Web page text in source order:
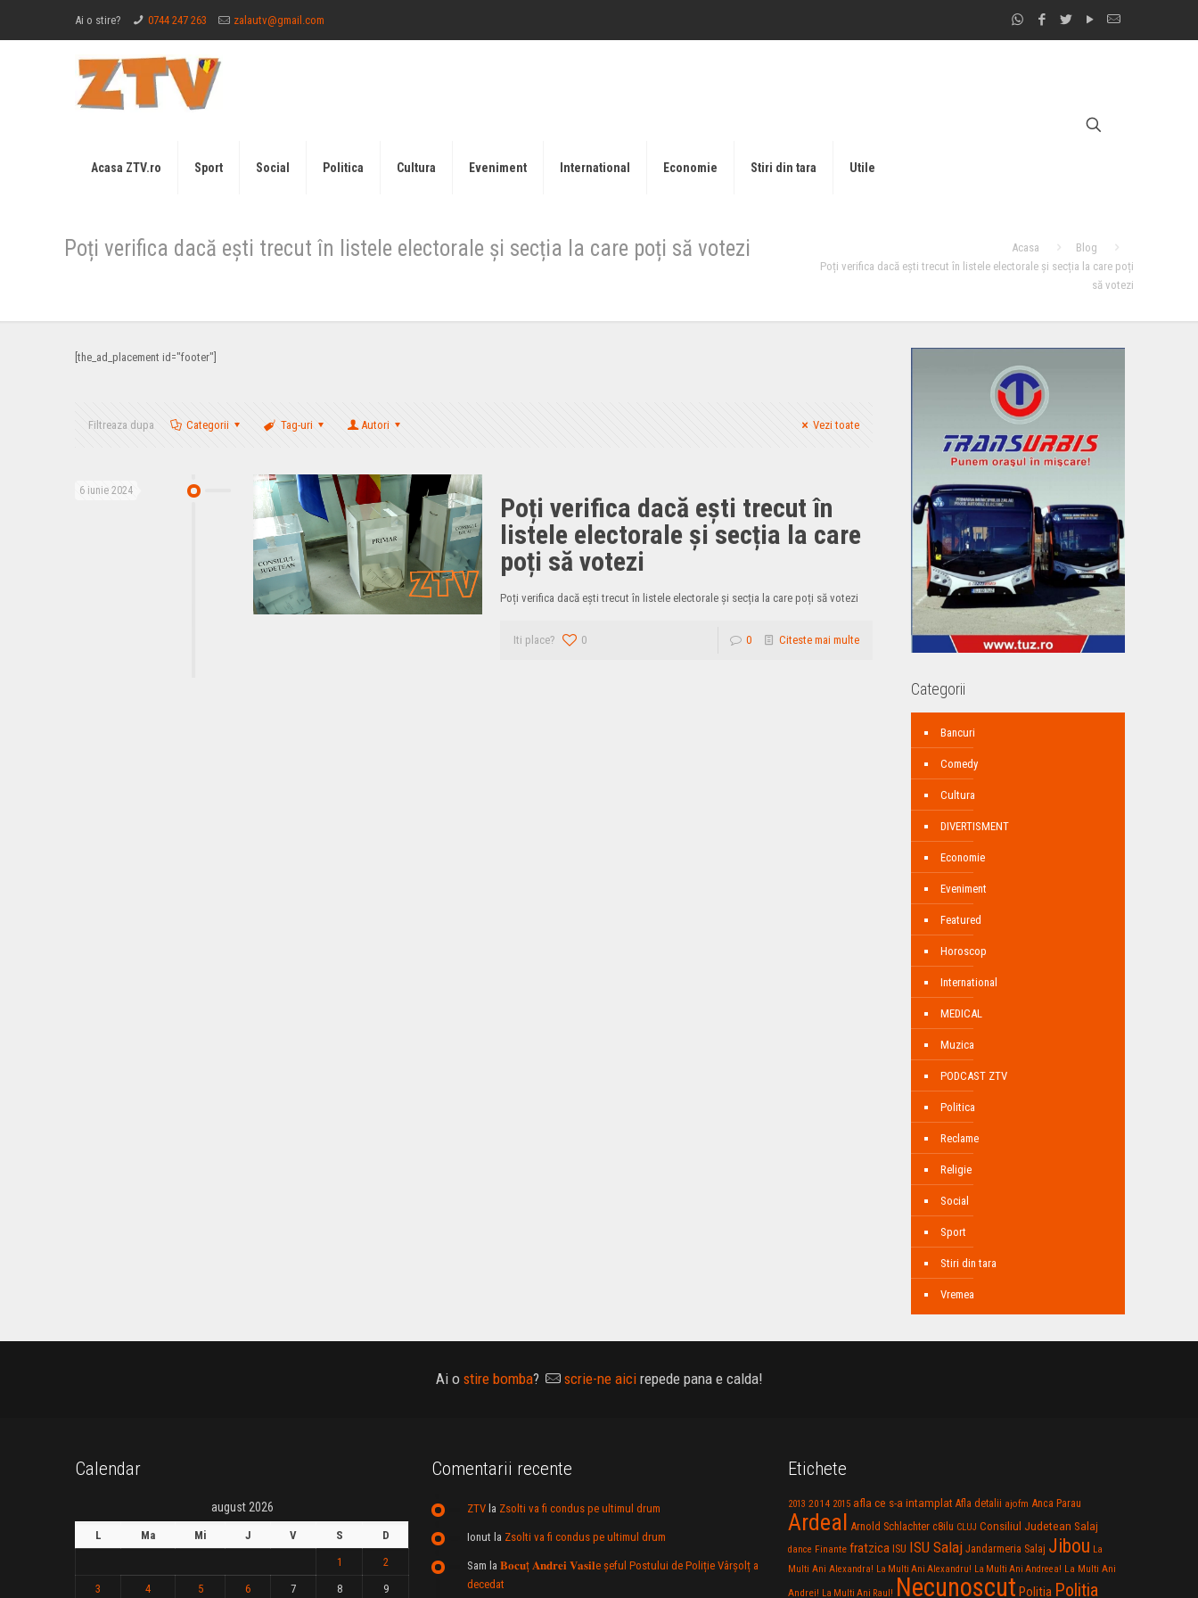
Ai o stire? 0744 247 263 zalautv@gmail.com
Acasa ZTV.ro Sport Social Politica Cultura Eveniment International Economie Stiri din tara Utile
Poți verifica dacă ești trecut în listele electorale și secția la care poți să votezi Acasa
Blog
Poți verifica dacă ești trecut în listele electorale și secția la care poți
să votezi
[the_ad_placement id="footer"]
Filtreaza dupa Categorii Tag-uri Autori Vezi toate
6 iunie 2024
Poți verifica dacă ești trecut în
listele electorale și secția la care
poți să votezi
Poți verifica dacă ești trecut în listele electorale și secția la care poți să votezi
Iti place? 0 0 Citeste mai multe
Categorii
Bancuri
Comedy
Cultura
DIVERTISMENT
Economie
Eveniment
Featured
Horoscop
International
MEDICAL
Muzica
PODCAST ZTV
Politica
Reclame
Religie
Social
Sport
Stiri din tara
Vremea
Ai o stire bomba? scrie-ne aicirepede pana e calda!
Calendar
august 2026
L Ma Mi J V S
D
1
2
3
4 5 6 7 8 9
Comentarii recente
ZTVla Zsolti va fi condus pe ultimul drum
Ionut la Zsolti va fi condus pe ultimul drum
Sam la 𝐁𝐨𝐜𝐮ț 𝐀𝐧𝐝𝐫𝐞𝐢 𝐕𝐚𝐬𝐢𝐥e şeful Postului de Poliție Vârșolț a
decedat
Etichete
2013 2014 2015 afla ce s-a intamplat Afla detalii ajofm Anca Parau
Ardeal Arnold Schlachter c8ilu CLUJ Consiliul Judetean Salaj
dance Finante fratzica ISU ISU Salaj Jandarmeria Salaj Jibou La
Multi Ani Alexandra! La Multi Ani Alexandru! La Multi Ani Andreea! La Multi Ani
Andrei! La Multi Ani Raul! Necunoscut Politia Politia